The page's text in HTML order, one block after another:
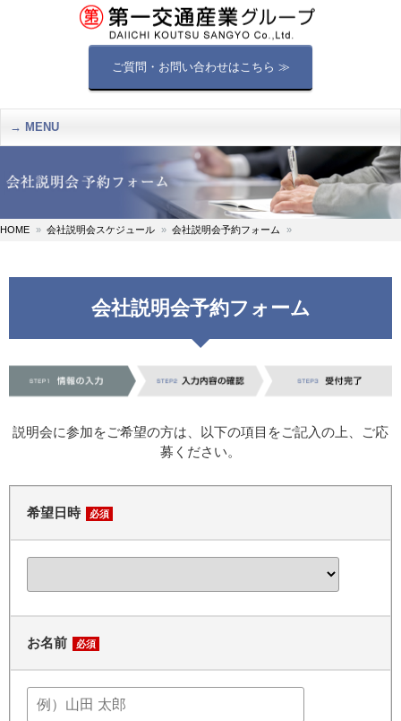
ご質問・お問い合わせはこちら ≫
MENU
HOME 会社説明会スケジュール 会社説明会予約フォーム
会社説明会予約フォーム
説明会に参加をご希望の方は、以下の項目をご記入の上、ご応
募ください。
希望日時 必須
お名前 必須